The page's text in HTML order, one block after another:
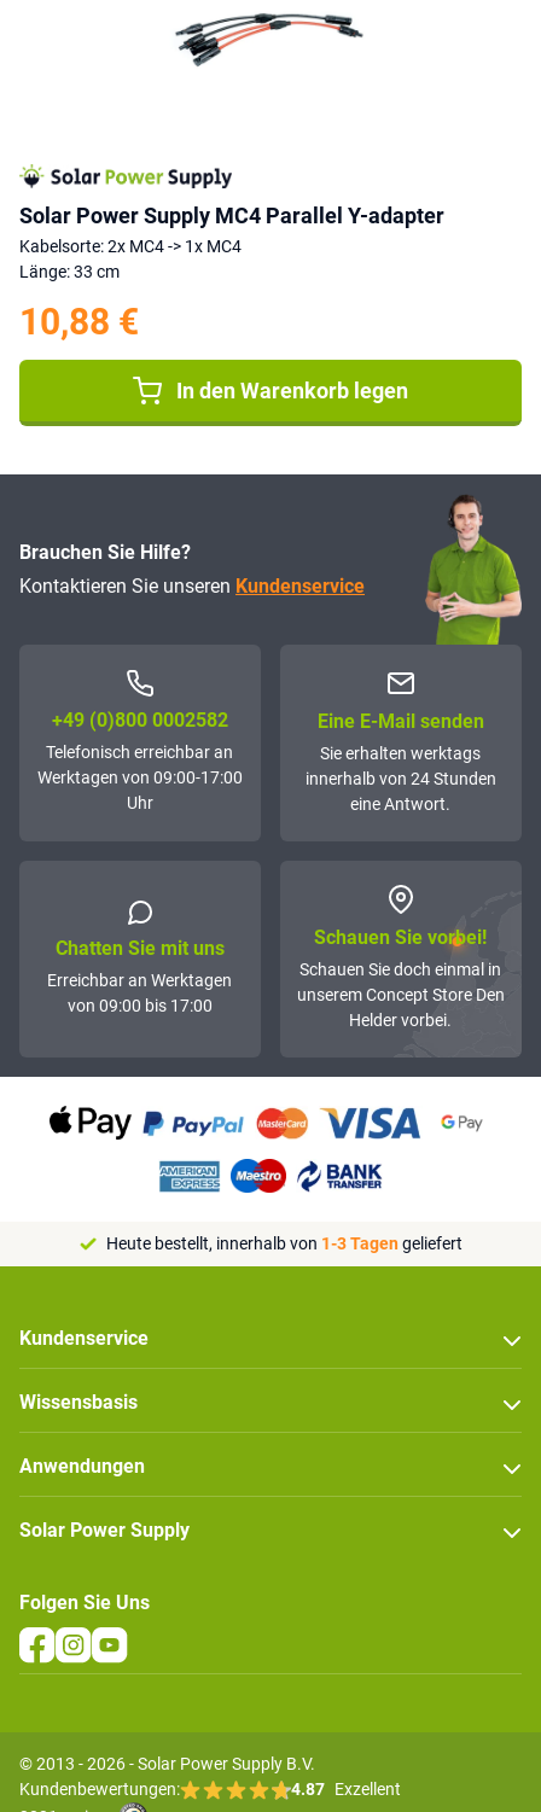
Solar Power Supply MC4 Parallel Y-adapter
Kabelsorte: 2x MC4 -> 1x MC4
Länge: 33 cm
10,88 €
In den Warenkorb legen
Brauchen Sie Hilfe?
Kontaktieren Sie unseren Kundenservice
+49 (0)800 0002582
Telefonisch erreichbar an
Werktagen von 09:00-17:00
Uhr
Eine E-Mail senden
Sie erhalten werktags
innerhalb von 24 Stunden
eine Antwort.
Chatten Sie mit uns
Erreichbar an Werktagen
von 09:00 bis 17:00
Schauen Sie vorbei!
Schauen Sie doch einmal in
unserem Concept Store Den
Helder vorbei.
Heute bestellt, innerhalb von 1-3 Tagengeliefert
Kundenservice
Wissensbasis
Anwendungen
Solar Power Supply
Folgen Sie Uns
© 2013 - 2026 - Solar Power Supply B.V.
Kundenbewertungen:
4.87 Exzellent